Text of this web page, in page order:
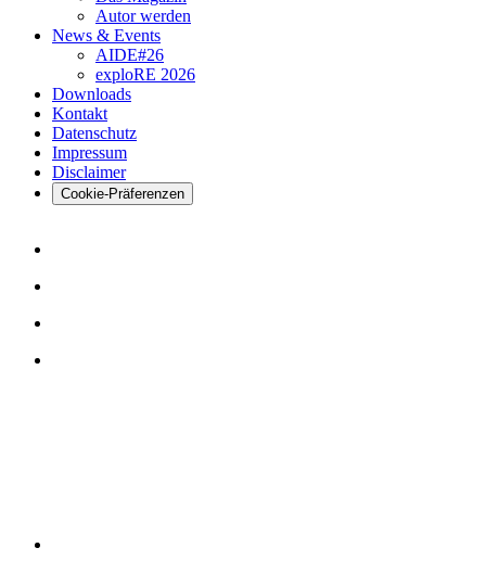
Autor werden
News & Events
AIDE#26
exploRE 2026
Downloads
Kontakt
Datenschutz
Impressum
Disclaimer
Cookie-Präferenzen